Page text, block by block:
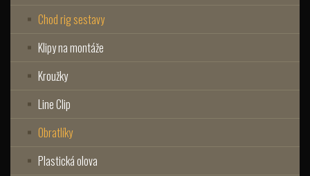
Chod rig sestavy
Klipy na montáže
Kroužky
Line Clip
Obratlíky
Plastická olova